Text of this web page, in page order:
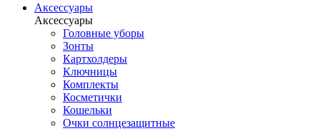
Аксессуары
Аксессуары
Головные уборы
Зонты
Картхолдеры
Ключницы
Комплекты
Косметички
Кошельки
Очки солнцезащитные